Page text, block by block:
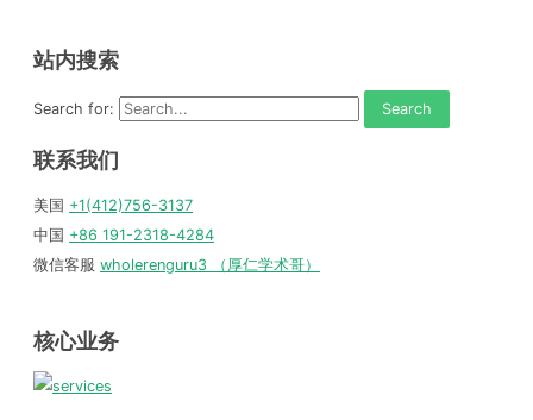
站内搜索
Search for:
联系我们
美国 +1(412)756-3137
中国 +86 191-2318-4284
微信客服 wholerenguru3 （厚仁学术哥）
核心业务